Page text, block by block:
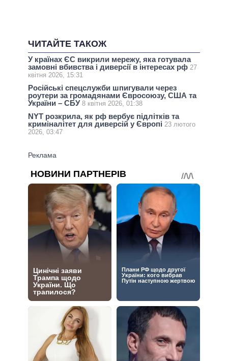
ЧИТАЙТЕ ТАКОЖ
У країнах ЄС викрили мережу, яка готувала
замовні вбивства і диверсії в інтересах рф 27
квітня 2026, 15:31
Російські спецслужби шпигували через
роутери за громадянами Євросоюзу, США та
України – СБУ 8 квітня 2026, 01:38
NYT розкрила, як рф вербує підлітків та
криміналітет для диверсій у Європі 23 лютого
2026, 03:47